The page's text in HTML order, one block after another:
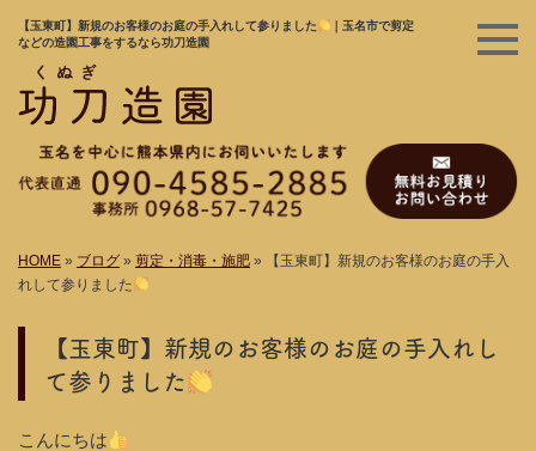
【玉東町】新規のお客様のお庭の手入れして参りました
｜玉名市で剪定
などの造園工事をするなら功刀造園
HOME » ブログ » 剪定・消毒・施肥 »
【玉東町】新規のお客様のお庭の手入
れして参りました
【玉東町】新規のお客様のお庭の手入れし
て参りました
こんにちは